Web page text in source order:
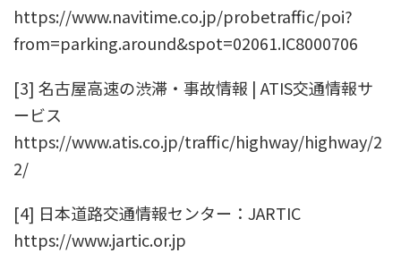
https://www.navitime.co.jp/probetraffic/poi?
from=parking.around&spot=02061.IC8000706
[3] 名古屋高速の渋滞・事故情報 | ATIS交通情報サ
ービス
https://www.atis.co.jp/traffic/highway/highway/2
2/
[4] 日本道路交通情報センター：JARTIC
https://www.jartic.or.jp